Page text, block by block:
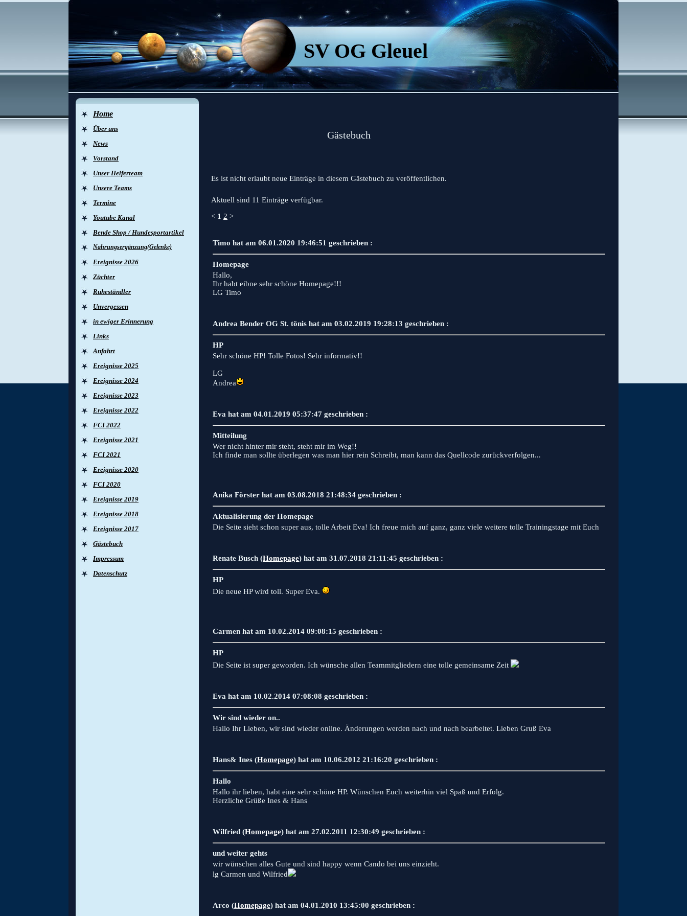
SV OG Gleuel
Home
Über uns
News
Vorstand
Unser Helferteam
Unsere Teams
Termine
Youtube Kanal
Bende Shop / Hundesportartikel
Nahrungsergänzung(Gelenke)
Ereignisse 2026
Züchter
Ruheständler
Unvergessen
in ewiger Erinnerung
Links
Anfahrt
Ereignisse 2025
Ereignisse 2024
Ereignisse 2023
Ereignisse 2022
FCI 2022
Ereignisse 2021
FCI 2021
Ereignisse 2020
FCI 2020
Ereignisse 2019
Ereignisse 2018
Ereignisse 2017
Gästebuch
Impressum
Datenschutz
Gästebuch
Es ist nicht erlaubt neue Einträge in diesem Gästebuch zu veröffentlichen.
Aktuell sind 11 Einträge verfügbar.
< 1 2 >
Timo hat am 06.01.2020 19:46:51 geschrieben :
Homepage
Hallo,
Ihr habt eibne sehr schöne Homepage!!!
LG Timo
Andrea Bender OG St. tönis hat am 03.02.2019 19:28:13 geschrieben :
HP
Sehr schöne HP! Tolle Fotos! Sehr informativ!!
LG
Andrea
Eva hat am 04.01.2019 05:37:47 geschrieben :
Mitteilung
Wer nicht hinter mir steht, steht mir im Weg!!
Ich finde man sollte überlegen was man hier rein Schreibt, man kann das Quellcode zurückverfolgen...
Anika Förster hat am 03.08.2018 21:48:34 geschrieben :
Aktualisierung der Homepage
Die Seite sieht schon super aus, tolle Arbeit Eva! Ich freue mich auf ganz, ganz viele weitere tolle Trainingstage mit Euch
Renate Busch (Homepage) hat am 31.07.2018 21:11:45 geschrieben :
HP
Die neue HP wird toll. Super Eva.
Carmen hat am 10.02.2014 09:08:15 geschrieben :
HP
Die Seite ist super geworden. Ich wünsche allen Teammitgliedern eine tolle gemeinsame Zeit
Eva hat am 10.02.2014 07:08:08 geschrieben :
Wir sind wieder on..
Hallo Ihr Lieben, wir sind wieder online. Änderungen werden nach und nach bearbeitet. Lieben Gruß Eva
Hans& Ines (Homepage) hat am 10.06.2012 21:16:20 geschrieben :
Hallo
Hallo ihr lieben, habt eine sehr schöne HP. Wünschen Euch weiterhin viel Spaß und Erfolg.
Herzliche Grüße Ines & Hans
Wilfried (Homepage) hat am 27.02.2011 12:30:49 geschrieben :
und weiter gehts
wir wünschen alles Gute und sind happy wenn Cando bei uns einzieht.
lg Carmen und Wilfried
Arco (Homepage) hat am 04.01.2010 13:45:00 geschrieben :